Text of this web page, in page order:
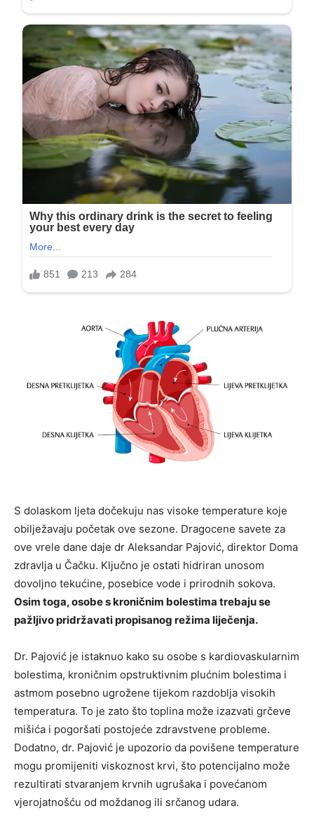
S dolaskom ljeta dočekuju nas visoke temperature koje
obilježavaju početak ove sezone. Dragocene savete za
ove vrele dane daje dr Aleksandar Pajović, direktor Doma
zdravlja u Čačku. Ključno je ostati hidriran unosom
dovoljno tekućine, posebice vode i prirodnih sokova.
Osim toga, osobe s kroničnim bolestima trebaju se
pažljivo pridržavati propisanog režima liječenja.
Dr. Pajović je istaknuo kako su osobe s kardiovaskularnim
bolestima, kroničnim opstruktivnim plućnim bolestima i
astmom posebno ugrožene tijekom razdoblja visokih
temperatura. To je zato što toplina može izazvati grčeve
mišića i pogoršati postojeće zdravstvene probleme.
Dodatno, dr. Pajović je upozorio da povišene temperature
mogu promijeniti viskoznost krvi, što potencijalno može
rezultirati stvaranjem krvnih ugrušaka i povećanom
vjerojatnošću od moždanog ili srčanog udara.